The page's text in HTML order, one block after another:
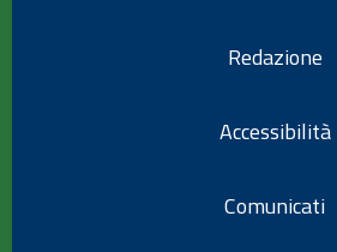
Redazione
Accessibilità
Comunicati